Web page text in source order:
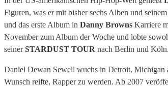
Figuren, was er mit bisher sechs Alben und
und das erste Album in Danny Browns Karriere
November zum Album der Woche und lobte
seinerSTARDUST TOUR nach Berlin und Köln.
Daniel Dewan Sewell wuchs in Detroit, Michigan
Wunsch reifte, Rapper zu werden. Ab 2007